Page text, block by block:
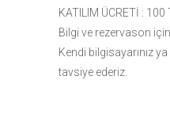
KATILIM ÜCRETİ : 100
Bilgi ve rezervason
Kendi bilgisayarınız
tavsiye ederiz.